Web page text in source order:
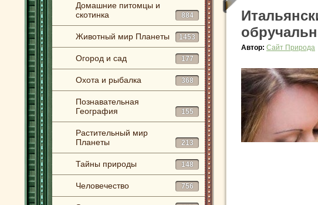
Домашние питомцы и
скотинка
884
Животный мир Планеты 1453
Огород и сад 177
Охота и рыбалка 368
Познавательная
География
155
Растительный мир
Планеты
213
Тайны природы 148
Человечество 756
Автор: Сайт Природа